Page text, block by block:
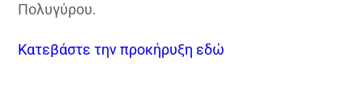
Πολυγύρου.
Κατεβάστε την προκήρυξη εδώ